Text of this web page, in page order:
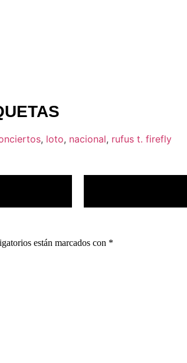
, loto, nacional, rufus t. firefly
están marcados con *